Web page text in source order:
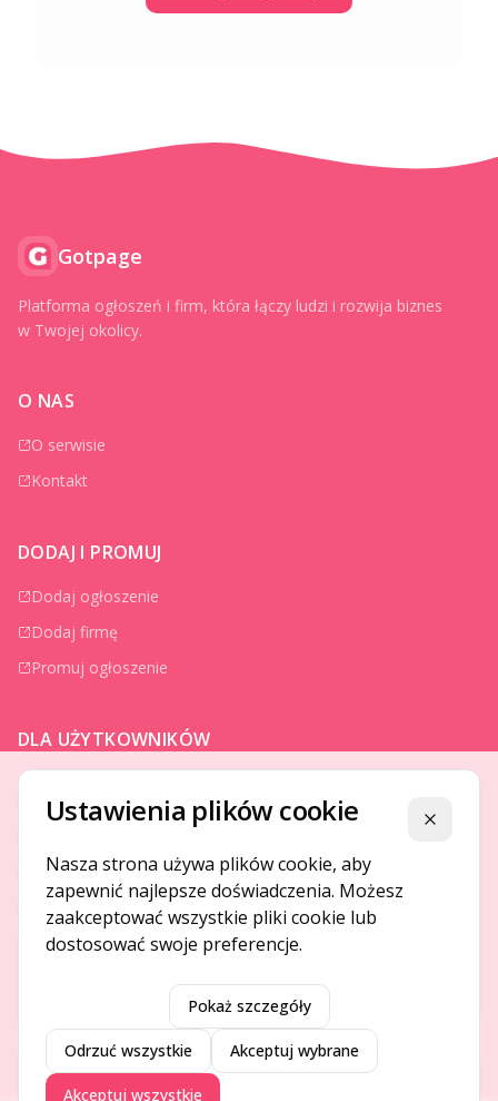
Gotpage
Platforma ogłoszeń i firm, która łączy ludzi i rozwija biznes
w Twojej okolicy.
O NAS
O serwisie
Kontakt
DODAJ I PROMUJ
Dodaj ogłoszenie
Dodaj firmę
Promuj ogłoszenie
DLA UŻYTKOWNIKÓW
Jak to działa
Bezpieczeństwo
Usługi premium
Regulamin
Gotpage. Wszelkie prawa zastrzeżone.
Ustawienia plików cookie Zamknij
Nasza strona używa plików cookie, aby
zapewnić najlepsze doświadczenia. Możesz
zaakceptować wszystkie pliki cookie lub
dostosować swoje preferencje.
Pokaż szczegóły
Odrzuć wszystkie Akceptuj wybrane
Akceptuj wszystkie